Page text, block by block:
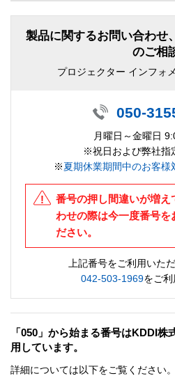
製品に関するお問い合わせ
のご相
プロジェクター インフォ
050-
月曜日～金曜日
※祝日および弊社指
※夏期休業期間中のお客様
番号の押し間違いが増
わせの際は今一度番号を
ださい。
上記番号をご利用いた
042-503-1969をご利
「050」から始まる番号はKDDI株
用しています。
詳細については以下をご覧ください。